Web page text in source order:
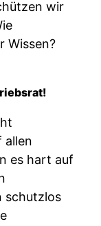
wir
Wissen?
allen
es hart auf
schutzlos